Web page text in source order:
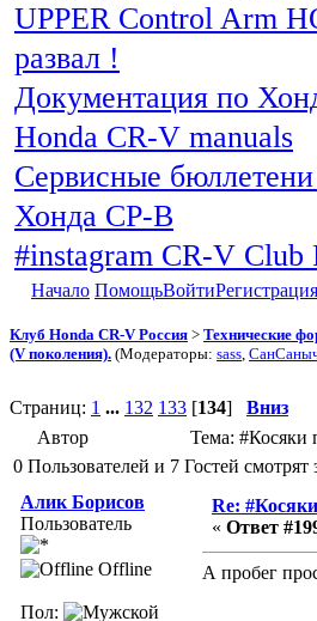
UPPER Control Arm
развал !
Документация по
Honda CR-V manuals
Сервисные
Хонда СР-В
#instagram CR-V Club
Начало ПомощьВойтиРегистрация
Клуб Honda CR-V Россия > Технические
(V поколения). (Модераторы: sass
Страниц: 1 ... 132 133 [134] Вниз
Автор
Тема: #Косяки
0 Пользователей и 7 Гостей смотрят
Алик Борисов
Пользователь
Offline
Пол:
Re:
« Ответ
А пробег